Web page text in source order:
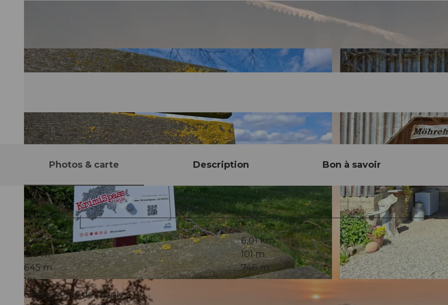
© Gemeinde Ufhusen, Willisau Tourismus | CC-BY-ND
Photos & carte Description Bon à savoir
1:35 h
6,01 km
109 m
101 m
645 m
746 m
101 m
Départ: Près de l'école